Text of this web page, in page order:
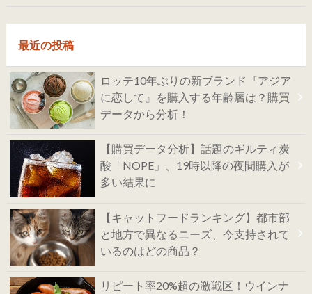
最近の投稿
ロッテ10年ぶりの新ブランド『アジア
に恋して』を購入する年齢層は？購買
データから分析！
【購買データ分析】話題のギルティ炭
酸「NOPE」、19時以降の夜間購入が
多い結果に
【キャットフードランキング】都市部
と地方で異なるニーズ、今支持されて
いるのはどの商品？
リピート率20%超の激戦区！ウインナ